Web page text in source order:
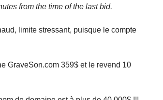
from the time of the last bid.
limite stressant, puisque le compte
GraveSon.com 359$ et le revend 10